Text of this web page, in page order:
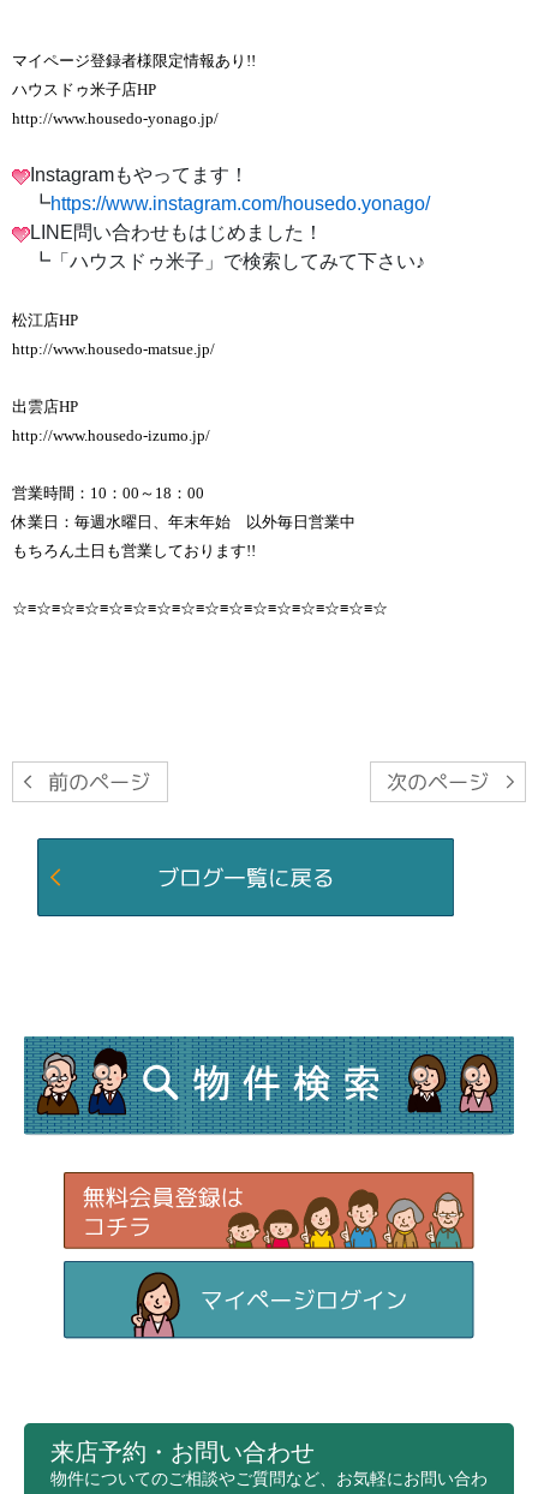
マイページ登録者様限定情報あり!!
ハウスドゥ米子店HP
http://www.housedo-yonago.jp/
Instagramもやってます！
┗https://www.instagram.com/housedo.yonago/
LINE問い合わせもはじめました！
┗「ハウスドゥ米子」で検索してみて下さい♪
松江店HP
http://www.housedo-matsue.jp/
出雲店HP
http://www.housedo-izumo.jp/
営業時間：10：00～18：00
休業日：毎週水曜日、年末年始 以外毎日営業中
もちろん土日も営業しております!!
☆≡☆≡☆≡☆≡☆≡☆≡☆≡☆≡☆≡☆≡☆≡☆≡☆≡☆≡☆≡☆
来店予約・お問い合わせ
物件についてのご相談やご質問など、お気軽にお問い合わ